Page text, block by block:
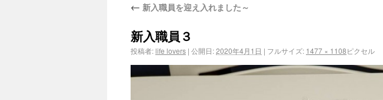
← 新入職員を迎え入れました～
新入職員３
投稿者: life lovers | 公開日:2020年4月1日 | フルサイズ: 1477 × 1108ピクセル